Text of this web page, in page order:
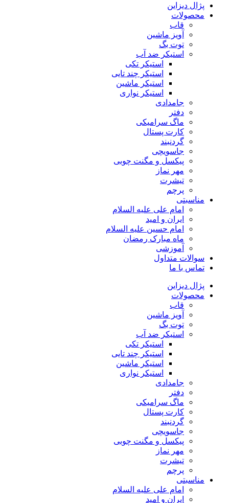
پژال دیزاین
محصولات
قاب
آویز ماشین
توت بگ
استیکر ضد آب
استیکر تکی
استیکر چند تایی
استیکر ماشین
استیکر نواری
جامدادی
دفتر
ماگ سرامیکی
کارت پستال
گردنبند
جاسویچی
پیکسل و مگنت چوبی
مهر نماز
تیشرت
پرچم
مناسبتی
امام علی علیه السلام
ایران و امید
امام حسین علیه السلام
ماه مبارک رمضان
آموزشی
سوالات متداول
تماس با ما
پژال دیزاین
محصولات
قاب
آویز ماشین
توت بگ
استیکر ضد آب
استیکر تکی
استیکر چند تایی
استیکر ماشین
استیکر نواری
جامدادی
دفتر
ماگ سرامیکی
کارت پستال
گردنبند
جاسویچی
پیکسل و مگنت چوبی
مهر نماز
تیشرت
پرچم
مناسبتی
امام علی علیه السلام
ایران و امید